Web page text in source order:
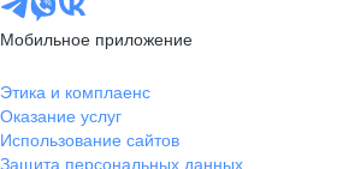
Мобильное приложение
Этика и комплаенс
Оказание услуг
Использование сайтов
Защита персональных данных